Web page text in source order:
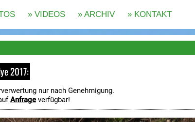
2017:
nur nach Genehmigung.
Anfrageverfügbar!